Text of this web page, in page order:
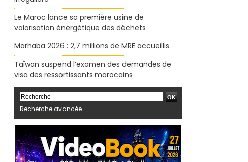
Le Maroc lance sa première usine de
valorisation énergétique des déchets
Marhaba 2026 : 2,7 millions de MRE accueillis
Taïwan suspend l’examen des demandes de
visa des ressortissants marocains
Recherche avancée